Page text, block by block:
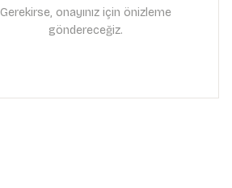
Gerekirse, onayınız için önizleme
göndereceğiz.